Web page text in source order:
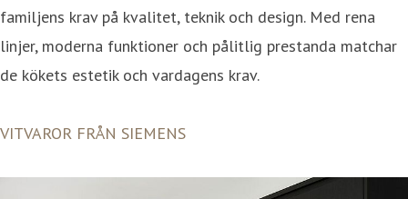
familjens krav på kvalitet, teknik och design. Med rena
linjer, moderna funktioner och pålitlig prestanda matchar
de kökets estetik och vardagens krav.
VITVAROR FRÅN SIEMENS